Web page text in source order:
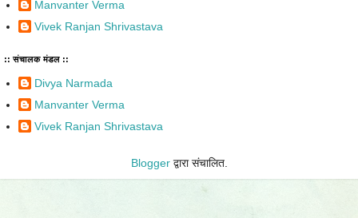
Manvanter Verma
Vivek Ranjan Shrivastava
:: संचालक मंडल ::
Divya Narmada
Manvanter Verma
Vivek Ranjan Shrivastava
Bloggerद्वारा संचालित.